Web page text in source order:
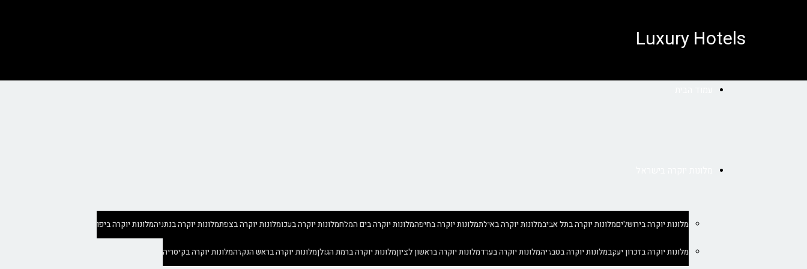
Luxury Hotels
מלונות יוקרה בירושליםמלונות יוקרה בתל אביבמלונות יוקרה באילתמלונות יוקרה בחיפהמלונות יוקרה בים המלחמלונות יוקרה בעכומלונות יוקרה בצפתמלונות יוקרה בנתניהמלונות יוקרה ביפו
מלונות יוקרה בזכרון יעקבמלונות יוקרה בטבריהמלונות יוקרה בערדמלונות יוקרה בראשון לציוןמלונות יוקרה ברמת הגולןמלונות יוקרה בראש הנקרהמלונות יוקרה בקיסריה